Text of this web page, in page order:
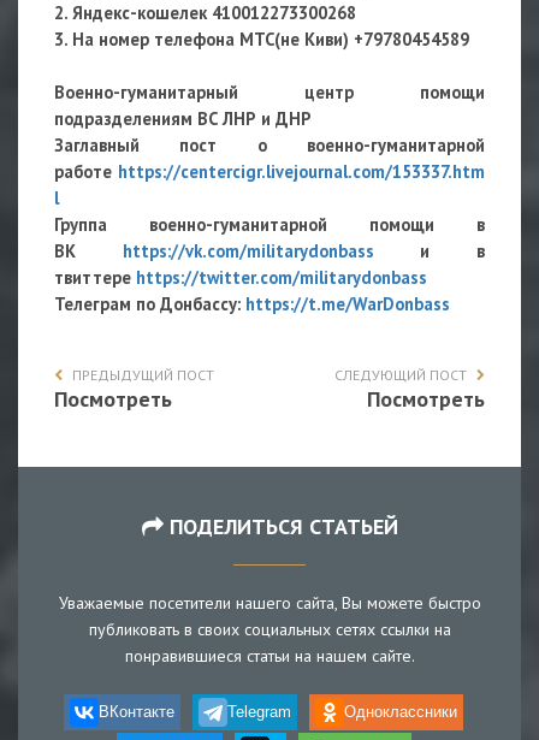
2. Яндекс-кошелек 410012273300268
3. На номер телефона МТС(не Киви) +79780454589
Военно-гуманитарный центр помощи
подразделениям ВС ЛНР и ДНР
Заглавный пост о военно-гуманитарной
работе https://centercigr.livejournal.com/153337.htm
l
Группа военно-гуманитарной помощи в
ВК https://vk.com/militarydonbass и в
твиттере https://twitter.com/militarydonbass
Телеграм по Донбассу: https://t.me/WarDonbass
ПРЕДЫДУЩИЙ ПОСТ
Посмотреть
СЛЕДУЮЩИЙ ПОСТ
Посмотреть
ПОДЕЛИТЬСЯ СТАТЬЕЙ
Уважаемые посетители нашего сайта, Вы можете быстро
публиковать в своих социальных сетях ссылки на
понравившиеся статьи на нашем сайте.
ВКонтакте Telegram Одноклассники